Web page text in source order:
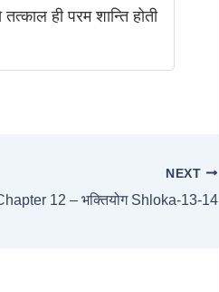
ही परम शान्ति होती
NEXT
12 – भक्तियोग Shloka-13-14